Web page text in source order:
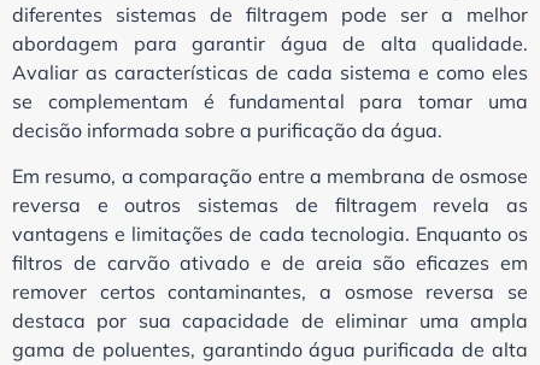
diferentes sistemas de filtragem pode ser a melhor
abordagem para garantir água de alta qualidade.
Avaliar as características de cada sistema e como eles
se complementam é fundamental para tomar uma
decisão informada sobre a purificação da água.
Em resumo, a comparação entre a membrana de osmose
reversa e outros sistemas de filtragem revela as
vantagens e limitações de cada tecnologia. Enquanto os
filtros de carvão ativado e de areia são eficazes em
remover certos contaminantes, a osmose reversa se
destaca por sua capacidade de eliminar uma ampla
gama de poluentes, garantindo água purificada de alta